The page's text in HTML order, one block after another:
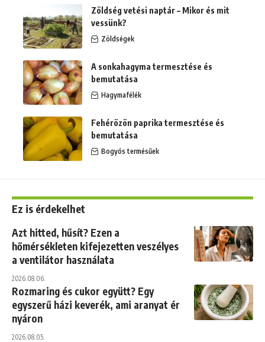
Zöldség vetési naptár – Mikor és mit
vessünk?
Zöldségek
A sonkahagyma termesztése és
bemutatása
Hagymafélék
Fehérözön paprika termesztése és
bemutatása
Bogyós termésűek
Ez is érdekelhet
Azt hitted, hűsít? Ezen a
hőmérsékleten kifejezetten veszélyes
a ventilátor használata
2026.08.06.
Rozmaring és cukor együtt? Egy
egyszerű házi keverék, ami aranyat ér
nyáron
2026.08.05.